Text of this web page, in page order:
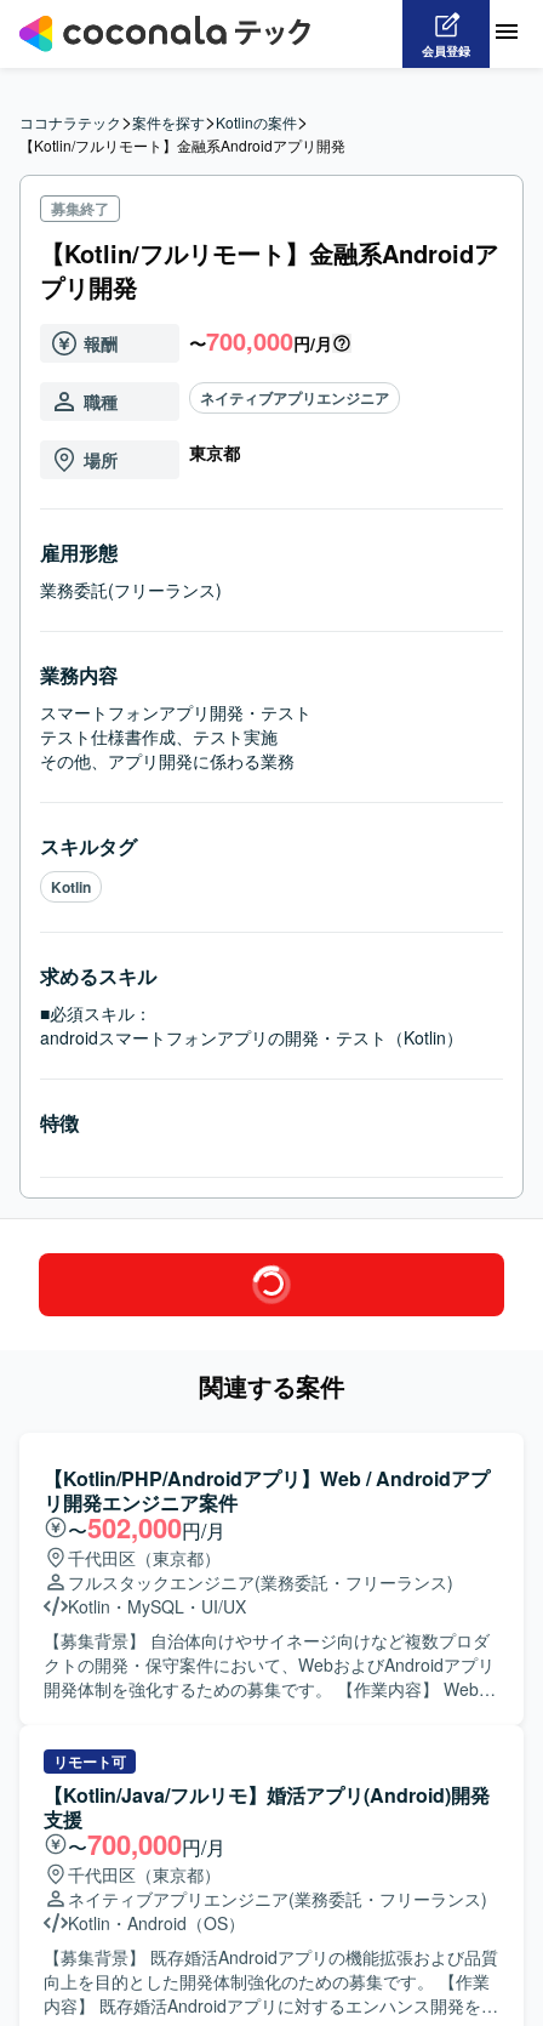
会員登録
ココナラテック>案件を探す>Kotlinの案件>
【Kotlin/フルリモート】金融系Androidアプリ開発
募集終了
【Kotlin/フルリモート】金融系Androidア
プリ開発
報酬 〜700,000円/月
職種 ネイティブアプリエンジニア
場所 東京都
雇用形態
業務委託(フリーランス)
業務内容
スマートフォンアプリ開発・テスト
テスト仕様書作成、テスト実施
その他、アプリ開発に係わる業務
スキルタグ
Kotlin
求めるスキル
■必須スキル：
androidスマートフォンアプリの開発・テスト（Kotlin）
特徴
関連する案件
【Kotlin/PHP/Androidアプリ】Web / Androidアプ
リ開発エンジニア案件
〜502,000円/月
千代田区（東京都）
フルスタックエンジニア(業務委託・フリーランス)
Kotlin ・ MySQL ・ UI/UX
【募集背景】 自治体向けやサイネージ向けなど複数プロダ
クトの開発・保守案件において、WebおよびAndroidアプリ
開発体制を強化するための募集です。 【作業内容】 Webア
いただきます。 具体的には、自治体向け健康管理アプリの
Web／Androidアプリ開発、サイネージ受付システムの
Androidアプリ開発、PHP／Node.jsを用いたバックエン
ド・Webシステム開発、KotlinによるAndroidネイティブア
プリ開発、REST API連携やDB設計、管理画面開発、UI/UX
改善、機能追加・改修対応、iOS／Web／サーバーサイドと
の仕様調整・連携開発、Firebaseやクラウドサービスを利
用したアプリ連携、保守運用や障害調査、パフォーマンス
改善対応などを行っていただきます。 【求める人物像】 フ
ロントエンドからバックエンドまで幅広い領域に対して主
体的にキャッチアップしながら取り組める方を求めていま
リモート可
【Kotlin/Java/フルリモ】婚活アプリ(Android)開発
支援
〜700,000円/月
千代田区（東京都）
ネイティブアプリエンジニア(業務委託・フリーランス)
Kotlin ・ Android（OS）
【募集背景】 既存婚活Androidアプリの機能拡張および品質
向上を目的とした開発体制強化のための募集です。 【作業
内容】 既存婚活Androidアプリに対するエンハンス開発を行